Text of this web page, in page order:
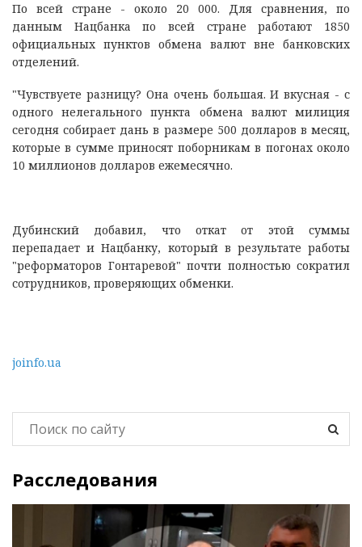
По всей стране - около 20 000. Для сравнения, по
данным Нацбанка по всей стране работают 1850
официальных пунктов обмена валют вне банковских
отделений.
"Чувствуете разницу? Она очень большая. И вкусная - с
одного нелегального пункта обмена валют милиция
сегодня собирает дань в размере 500 долларов в месяц,
которые в сумме приносят поборникам в погонах около
10 миллионов долларов ежемесячно.
Дубинский добавил, что откат от этой суммы
перепадает и Нацбанку, который в результате работы
"реформаторов Гонтаревой" почти полностью сократил
сотрудников, проверяющих обменки.
joinfo.ua
Расследования